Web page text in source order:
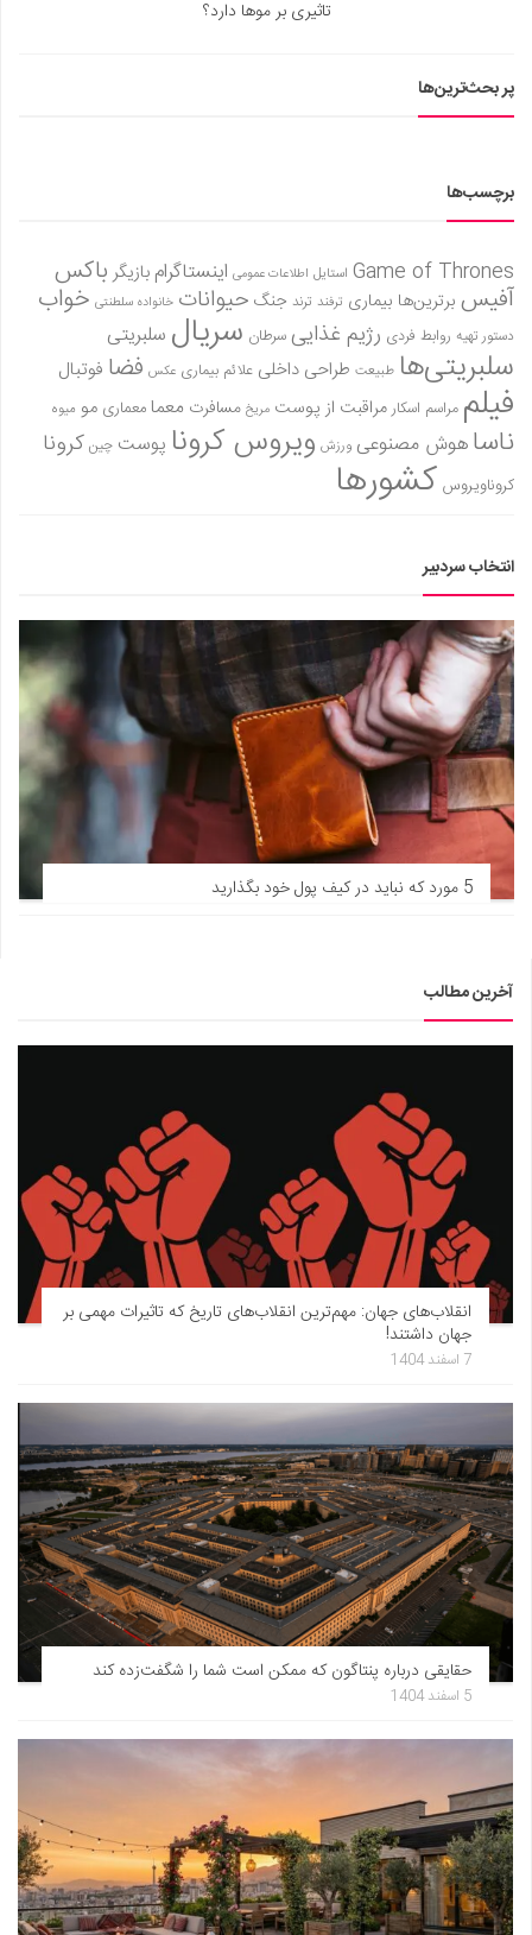
تاثیری بر موها دارد؟
پر بحث‌ترین‌ها
برچسب‌ها
Game of Thrones استایل اطلاعات عمومی اینستاگرام بازیگر باکس
آفیس برترین‌ها بیماری ترفند ترند جنگ حیوانات خانواده سلطنتی خواب
دستور تهیه روابط فردی رژیم غذاییسرطان سریال سلبریتی
سلبریتی‌ها طبیعت طراحی داخلی علائم بیماری عکس فضا فوتبال
فیلم مراسم اسکارمراقبت از پوست مریخ مسافرت معمامعماری مو میوه
ناساهوش مصنوعی ورزش ویروس کرونا پوست چین کرونا
کروناویروس کشورها
انتخاب سردبیر
5 مورد که نباید در کیف پول خود بگذارید
آخرین مطالب
انقلاب‌های جهان: مهم‌ترین انقلاب‌های تاریخ که تاثیرات مهمی بر
جهان داشتند!
7 اسفند 1404
حقایقی درباره پنتاگون که ممکن است شما را شگفت‌زده کند
5 اسفند 1404